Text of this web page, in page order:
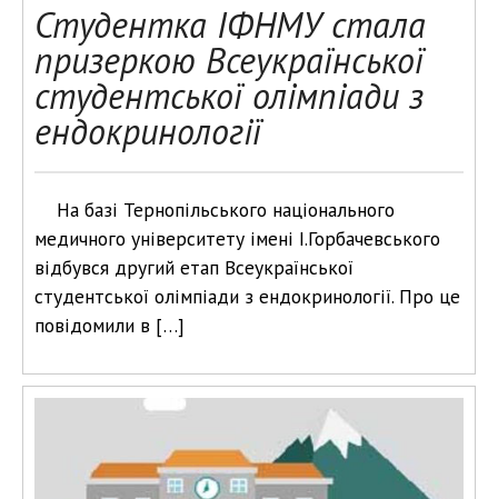
Студентка ІФНМУ стала
призеркою Всеукраїнської
студентської олімпіади з
ендокринології
На базі Тернопільського національного
медичного університету імені І.Горбачевського
відбувся другий етап Всеукраїнської
студентської олімпіади з ендокринології. Про це
повідомили в […]